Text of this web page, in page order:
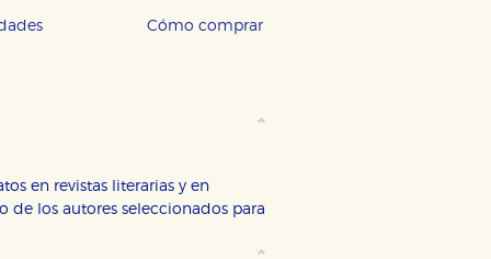
Cómo comprar
en revistas literarias y en
de los autores seleccionados para